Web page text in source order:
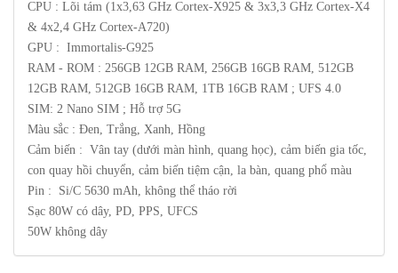
CPU : Lõi tám (1x3,63 GHz Cortex-X925 & 3x3,3 GHz Cortex-X4
& 4x2,4 GHz Cortex-A720)
GPU : Immortalis-G925
RAM - ROM : 256GB 12GB RAM, 256GB 16GB RAM, 512GB
12GB RAM, 512GB 16GB RAM, 1TB 16GB RAM ; UFS 4.0
SIM: 2 Nano SIM ; Hỗ trợ 5G
Màu sắc : Đen, Trắng, Xanh, Hồng
Cảm biến : Vân tay (dưới màn hình, quang học), cảm biến gia tốc,
con quay hồi chuyển, cảm biến tiệm cận, la bàn, quang phổ màu
Pin : Si/C 5630 mAh, không thể tháo rời
Sạc 80W có dây, PD, PPS, UFCS
50W không dây